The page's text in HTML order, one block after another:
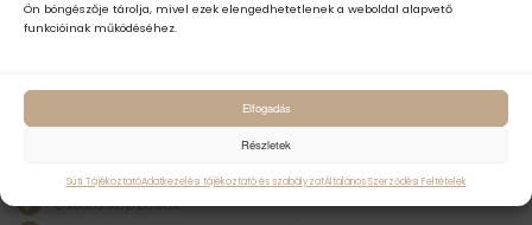
Ön böngészője tárolja, mivel ezek elengedhetetlenek a weboldal alapvető
funkcióinak működéséhez.
Elfogadás
Részletek
Süti TájékoztatóAdatkezelési tájékoztató és szabályzatÁltalános Szerződési Feltételek
tanuljuk.
Várunk szeretettel az év minden
napján a neked való jógával
Jógatanfolyamokkezdőknekéshaladóknak.
Oktató képzések.